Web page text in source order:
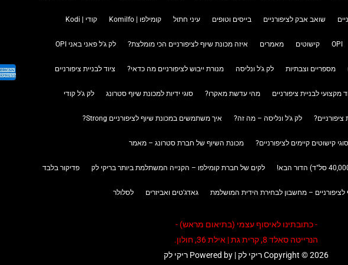
שואב אבק לציפורניים בייסים וטופים עיני חתול קומילפו | Komilfo קודי | Kodi
OPI קישוטים מאמרים איזה מכונת שיוף לציפורניים הכי מומלצת? לק ג'ל פאני באני OPI
מספריים וצבתיות לק ג'ל ונליסה מנורת ייבוש לציפורניים מה כדאי? ציוד לבניית ציפורניים
מקצועי לבניית ציפורניים מהי עדשת מאקרו? סוגי ידיות למכונת שיוף סטרונג לק ג'ל קודי
ציפורניים? לק ג'ל ונליסה – מה זה? איך משתמשים במכונת שיוף לציפורניים Strong?
קישוטים קיימים לציפורניים? מכונת השיוף של חברת סטרונג – מאמר
לקים של חברת קומילפו – הקנייה המשתלמת ביותר בריקי לק פדיקור בלבד
לציפורניים – מחשבון לבחירת הידית המושלמת גאדג'טים ואביזרים לסלולר
- כתובתינו לאיסוף עצמי (בתיאום מראש) -
הנרייטה סאלד 8, קרית גת | אילת 36, חולון.
Copyright © 2026 ריקי לק | Powered by ריקי לק